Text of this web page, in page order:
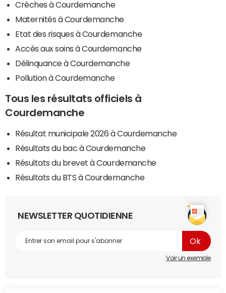
Crèches à Courdemanche
Maternités à Courdemanche
Etat des risques à Courdemanche
Accès aux soins à Courdemanche
Délinquance à Courdemanche
Pollution à Courdemanche
Tous les résultats officiels à
Courdemanche
Résultat municipale 2026 à Courdemanche
Résultats du bac à Courdemanche
Résultats du brevet à Courdemanche
Résultats du BTS à Courdemanche
NEWSLETTER QUOTIDIENNE
Voir un exemple